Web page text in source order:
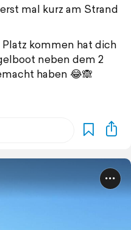
mal kurz am Strand
kommen hat dich
neben dem 2
haben 😂🙈